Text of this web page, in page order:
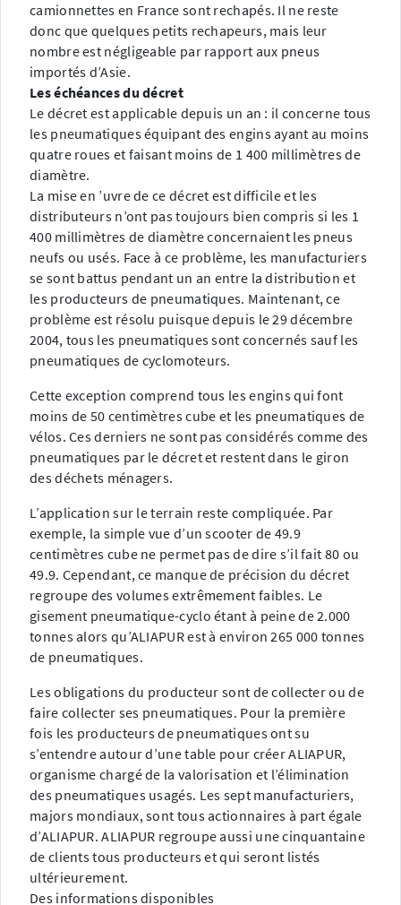
camionnettes en France sont rechapés. Il ne reste
donc que quelques petits rechapeurs, mais leur
nombre est négligeable par rapport aux pneus
importés d’Asie.
Les échéances du décret
Le décret est applicable depuis un an : il concerne tous
les pneumatiques équipant des engins ayant au moins
quatre roues et faisant moins de 1 400 millimètres de
diamètre.
La mise en ’uvre de ce décret est difficile et les
distributeurs n’ont pas toujours bien compris si les 1
400 millimètres de diamètre concernaient les pneus
neufs ou usés. Face à ce problème, les manufacturiers
se sont battus pendant un an entre la distribution et
les producteurs de pneumatiques. Maintenant, ce
problème est résolu puisque depuis le 29 décembre
2004, tous les pneumatiques sont concernés sauf les
pneumatiques de cyclomoteurs.
Cette exception comprend tous les engins qui font
moins de 50 centimètres cube et les pneumatiques de
vélos. Ces derniers ne sont pas considérés comme des
pneumatiques par le décret et restent dans le giron
des déchets ménagers.
L’application sur le terrain reste compliquée. Par
exemple, la simple vue d’un scooter de 49.9
centimètres cube ne permet pas de dire s’il fait 80 ou
49.9. Cependant, ce manque de précision du décret
regroupe des volumes extrêmement faibles. Le
gisement pneumatique-cyclo étant à peine de 2.000
tonnes alors qu’ALIAPUR est à environ 265 000 tonnes
de pneumatiques.
Les obligations du producteur sont de collecter ou de
faire collecter ses pneumatiques. Pour la première
fois les producteurs de pneumatiques ont su
s’entendre autour d’une table pour créer ALIAPUR,
organisme chargé de la valorisation et l’élimination
des pneumatiques usagés. Les sept manufacturiers,
majors mondiaux, sont tous actionnaires à part égale
d’ALIAPUR. ALIAPUR regroupe aussi une cinquantaine
de clients tous producteurs et qui seront listés
ultérieurement.
Des informations disponibles